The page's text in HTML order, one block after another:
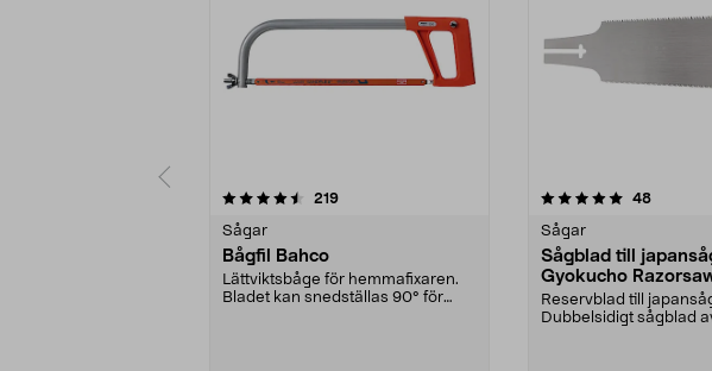
219recensioner
Sågar
Bågfil Bahco
Lättviktsbåge för hemmafixaren.
Bladet kan snedställas 90° för
5.0 av 5 stjärnor 48
Sågar
Sågblad till
Gyokucho
Reservblad till
Dubbelsidigt sågblad
4.5 av 5